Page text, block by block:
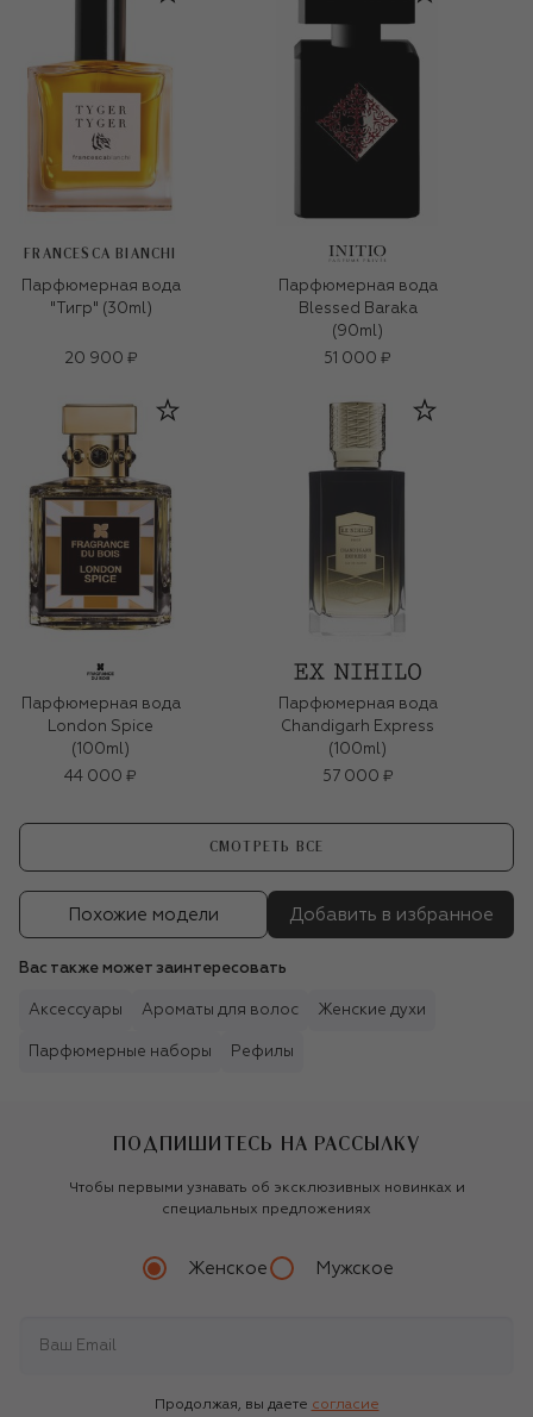
FRANCESCA BIANCHI
Парфюмерная вода
"Тигр" (30ml)
20 900 ₽
Парфюмерная вода
Blessed Baraka
(90ml)
51 000 ₽
Парфюмерная вода
London Spice
(100ml)
44 000 ₽
Парфюмерная вода
Chandigarh Express
(100ml)
57 000 ₽
СМОТРЕТЬ ВСЕ
Похожие модели Добавить в избранное
Вас также может заинтересовать
Аксессуары Ароматы для волос Женские духи
Парфюмерные наборы Рефилы
ПОДПИШИТЕСЬ НА РАССЫЛКУ
Чтобы первыми узнавать об эксклюзивных новинках и
специальных предложениях
Женское Мужское
Продолжая, вы даете согласие